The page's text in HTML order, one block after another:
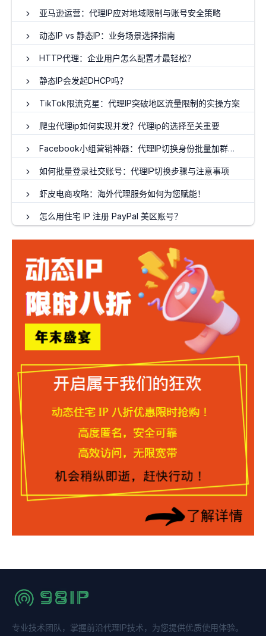
亚马逊运营：代理IP应对地域限制与账号安全策略
动态IP vs 静态IP：业务场景选择指南
HTTP代理：企业用户怎么配置才最轻松？
静态IP会发起DHCP吗？
TikTok限流克星：代理IP突破地区流量限制的实操方案
爬虫代理ip如何实现并发？代理ip的选择至关重要
Facebook小组营销神器：代理IP切换身份批量加群技巧
如何批量登录社交账号：代理IP切换步骤与注意事项
虾皮电商攻略：海外代理服务如何为您赋能！
怎么用住宅 IP 注册 PayPal 美区账号？
专业技术团队，掌握前沿代理IP技术，为您提供优质使用体验。